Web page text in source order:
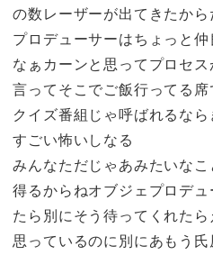
の数レーザーが出てきたから
プロデューサーはちょっと
なぁカーンと思ってプロセ
言ってそこでご飯行ってる席
クイズ番組じゃ呼ばれるなら
すごい怖いしなる
みんなただじゃあみたいなこ
得るからねオブジェプロデュ
たら別にそう待ってくれたら
思っているのに別にあもう